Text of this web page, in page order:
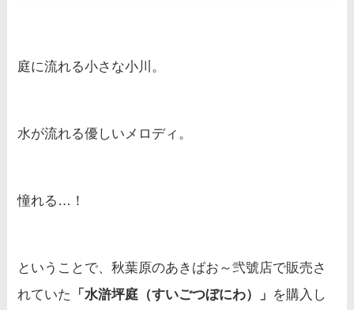
庭に流れる小さな小川。
水が流れる優しいメロディ。
憧れる…！
ということで、秋葉原のあきばお～弐號店で販売さ
れていた
「水滸坪庭（すいごつぼにわ）」 を購入し